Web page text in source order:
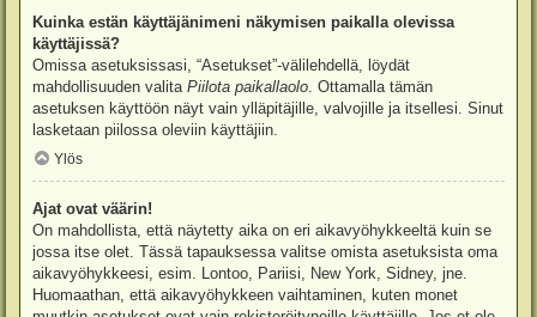
Kuinka estän käyttäjänimeni näkymisen paikalla olevissa
käyttäjissä?
Omissa asetuksissasi, “Asetukset”-välilehdellä, löydät
mahdollisuuden valita Piilota paikallaolo. Ottamalla tämän
asetuksen käyttöön näyt vain ylläpitäjille, valvojille ja itsellesi. Sinut
lasketaan piilossa oleviin käyttäjiin.
Ylös
Ajat ovat väärin!
On mahdollista, että näytetty aika on eri aikavyöhykkeeltä kuin se
jossa itse olet. Tässä tapauksessa valitse omista asetuksista oma
aikavyöhykkeesi, esim. Lontoo, Pariisi, New York, Sidney, jne.
Huomaathan, että aikavyöhykkeen vaihtaminen, kuten monet